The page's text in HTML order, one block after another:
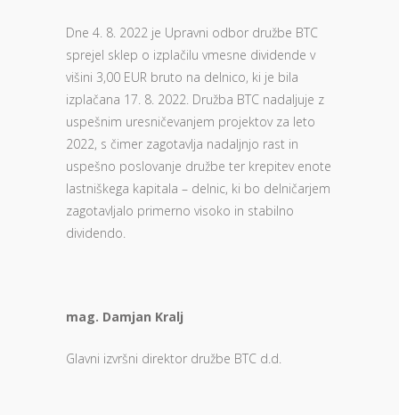
Dne 4. 8. 2022 je Upravni odbor družbe BTC
sprejel sklep o izplačilu vmesne dividende v
višini 3,00 EUR bruto na delnico, ki je bila
izplačana 17. 8. 2022. Družba BTC nadaljuje z
uspešnim uresničevanjem projektov za leto
2022, s čimer zagotavlja nadaljnjo rast in
uspešno poslovanje družbe ter krepitev enote
lastniškega kapitala – delnic, ki bo delničarjem
zagotavljalo primerno visoko in stabilno
dividendo.
mag. Damjan Kralj
Glavni izvršni direktor družbe BTC d.d.